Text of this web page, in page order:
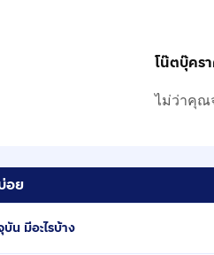
โน๊ตบุ๊คร
ไม่ว่าคุณ
อย
น มีอะไรบ้าง